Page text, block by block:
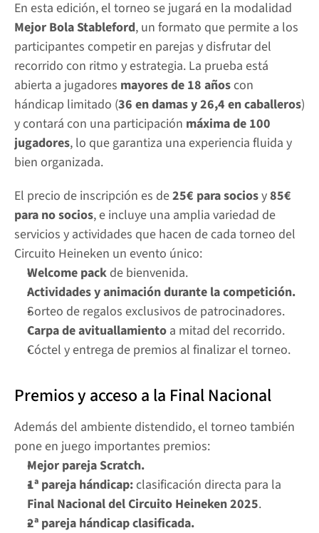
Mejor Bola Stableford, un formato que permite a los
participantes competir en parejas y disfrutar del
recorrido con ritmo y estrategia. La prueba está
abierta a jugadores mayores de 18 años con
hándicap limitado (36 en damas y 26,4 en caballeros)
y contará con una participación máxima de 100
jugadores, lo que garantiza una experiencia fluida y
bien organizada.
El precio de inscripción es de 25€ para socios y 85€
para no socios, e incluye una amplia variedad de
servicios y actividades que hacen de cada torneo del
Circuito Heineken un evento único:
Welcome pack de bienvenida.
Actividades y animación durante la competición.
Sorteo de regalos exclusivos de patrocinadores.
Carpa de avituallamiento a mitad del recorrido.
Cóctel y entrega de premios al finalizar el torneo.
Premios y acceso a la Final Nacional
Además del ambiente distendido, el torneo también
pone en juego importantes premios:
Mejor pareja Scratch.
1ª pareja hándicap:
Final Nacional del Circuito Heineken 2025.
2ª pareja hándicap clasificada.